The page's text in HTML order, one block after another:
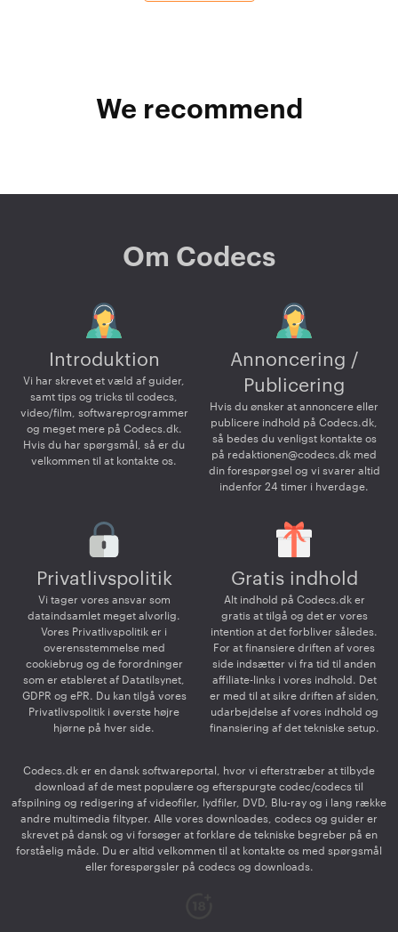
We recommend
Om Codecs
Introduktion
Vi har skrevet et væld af guider,
samt tips og tricks til codecs,
video/film, softwareprogrammer
og meget mere på Codecs.dk.
Hvis du har spørgsmål, så er du
velkommen til at kontakte os.
Annoncering /
Publicering
Hvis du ønsker at annoncere eller
publicere indhold på Codecs.dk,
så bedes du venligst kontakte os
på redaktionen@codecs.dk med
din forespørgsel og vi svarer altid
indenfor 24 timer i hverdage.
Privatlivspolitik
Vi tager vores ansvar som
dataindsamlet meget alvorlig.
Vores Privatlivspolitik er i
overensstemmelse med
cookiebrug og de forordninger
som er etableret af Datatilsynet,
GDPR og ePR. Du kan tilgå vores
Privatlivspolitik i øverste højre
hjørne på hver side.
Gratis indhold
Alt indhold på Codecs.dk er
gratis at tilgå og det er vores
intention at det forbliver således.
For at finansiere driften af vores
side indsætter vi fra tid til anden
affiliate-links i vores indhold. Det
er med til at sikre driften af siden,
udarbejdelse af vores indhold og
finansiering af det tekniske setup.
Codecs.dk er en dansk softwareportal, hvor vi efterstræber at tilbyde
download af de mest populære og efterspurgte codec/codecs til
afspilning og redigering af videofiler, lydfiler, DVD, Blu-ray og i lang række
andre multimedia filtyper. Alle vores downloades, codecs og guider er
skrevet på dansk og vi forsøger at forklare de tekniske begreber på en
forståelig måde. Du er altid velkommen til at kontakte os med spørgsmål
eller forespørgsler på codecs og downloads.